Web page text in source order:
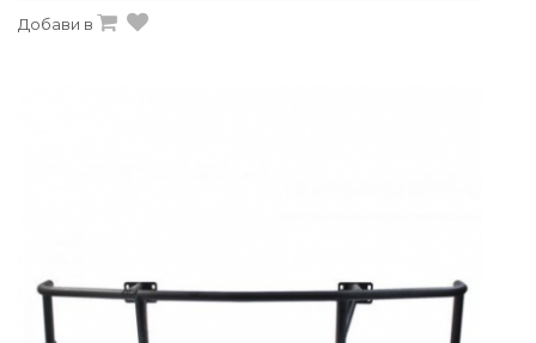
Добави в